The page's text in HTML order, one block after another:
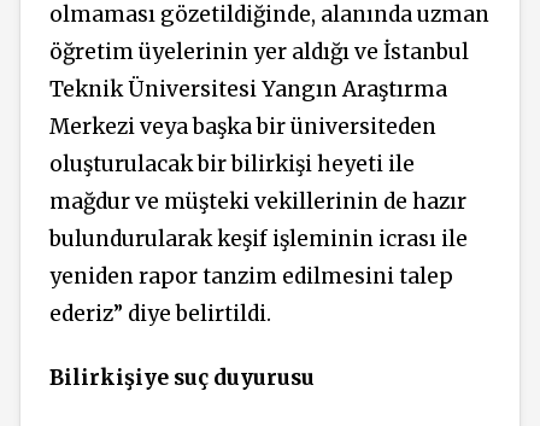
olmaması gözetildiğinde, alanında uzman
öğretim üyelerinin yer aldığı ve İstanbul
Teknik Üniversitesi Yangın Araştırma
Merkezi veya başka bir üniversiteden
oluşturulacak bir bilirkişi heyeti ile
mağdur ve müşteki vekillerinin de hazır
bulundurularak keşif işleminin icrası ile
yeniden rapor tanzim edilmesini talep
ederiz” diye belirtildi.
Bilirkişiye suç duyurusu